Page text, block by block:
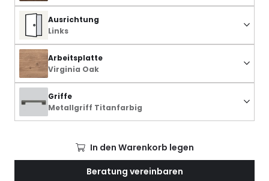
Ausrichtung
Links
Arbeitsplatte
Virginia Oak
Griffe
Metallgriff Titanfarbig
In den Warenkorb legen
Beratung vereinbaren